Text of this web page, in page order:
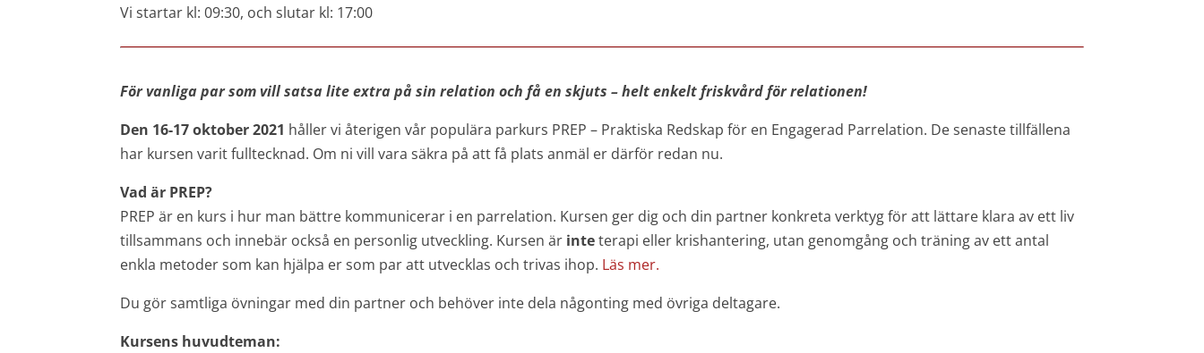
Vi startar kl: 09:30, och slutar kl: 17:00
För vanliga par som vill satsa lite extra på sin relation och få en skjuts – helt enkelt friskvård för relationen!
Den 16-17 oktober 2021 håller vi återigen vår populära parkurs PREP – Praktiska Redskap för en Engagerad Parrelation. De senaste tillfällena
har kursen varit fulltecknad. Om ni vill vara säkra på att få plats anmäl er därför redan nu.
Vad är PREP?
PREP är en kurs i hur man bättre kommunicerar i en parrelation. Kursen ger dig och din partner konkreta verktyg för att lättare klara av ett liv
tillsammans och innebär också en personlig utveckling. Kursen är inteterapi eller krishantering, utan genomgång och träning av ett antal
enkla metoder som kan hjälpa er som par att utvecklas och trivas ihop. Läs mer.
Du gör samtliga övningar med din partner och behöver inte dela någonting med övriga deltagare.
Kursens huvudteman: